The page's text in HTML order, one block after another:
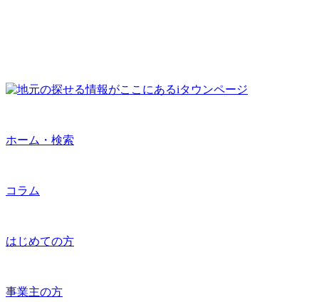
ホーム・検索
コラム
はじめての方
事業主の方